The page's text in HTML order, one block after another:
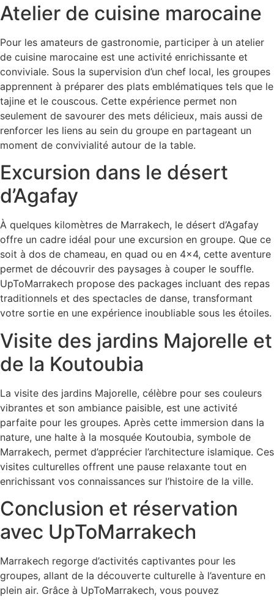
Atelier de cuisine marocaine
Pour les amateurs de gastronomie, participer à un atelier
de cuisine marocaine est une activité enrichissante et
conviviale. Sous la supervision d’un chef local, les groupes
apprennent à préparer des plats emblématiques tels que le
tajine et le couscous. Cette expérience permet non
seulement de savourer des mets délicieux, mais aussi de
renforcer les liens au sein du groupe en partageant un
moment de convivialité autour de la table.
Excursion dans le désert
d’Agafay
À quelques kilomètres de Marrakech, le désert d’Agafay
offre un cadre idéal pour une excursion en groupe. Que ce
soit à dos de chameau, en quad ou en 4×4, cette aventure
permet de découvrir des paysages à couper le souffle.
UpToMarrakech propose des packages incluant des repas
traditionnels et des spectacles de danse, transformant
votre sortie en une expérience inoubliable sous les étoiles.
Visite des jardins Majorelle et
de la Koutoubia
La visite des jardins Majorelle, célèbre pour ses couleurs
vibrantes et son ambiance paisible, est une activité
parfaite pour les groupes. Après cette immersion dans la
nature, une halte à la mosquée Koutoubia, symbole de
Marrakech, permet d’apprécier l’architecture islamique. Ces
visites culturelles offrent une pause relaxante tout en
enrichissant vos connaissances sur l’histoire de la ville.
Conclusion et réservation
avec UpToMarrakech
Marrakech regorge d’activités captivantes pour les
groupes, allant de la découverte culturelle à l’aventure en
plein air. Grâce à UpToMarrakech, vous pouvez